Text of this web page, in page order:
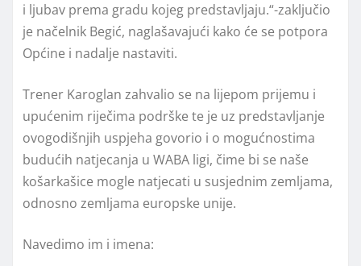
i ljubav prema gradu kojeg predstavljaju.“-zaključio
je načelnik Begić, naglašavajući kako će se potpora
Općine i nadalje nastaviti.
Trener Karoglan zahvalio se na lijepom prijemu i
upućenim riječima podrške te je uz predstavljanje
ovogodišnjih uspjeha govorio i o mogućnostima
budućih natjecanja u WABA ligi, čime bi se naše
košarkašice mogle natjecati u susjednim zemljama,
odnosno zemljama europske unije.
Navedimo im i imena: